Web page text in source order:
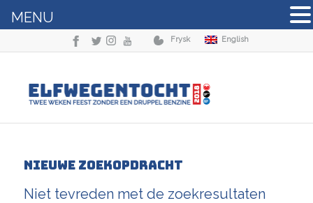
Frysk English
Nieuwe zoekopdracht
Niet tevreden met de zoekresultaten
MENU